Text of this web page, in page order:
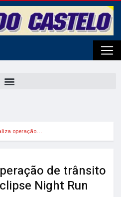
operação…
de trânsito
Night Run